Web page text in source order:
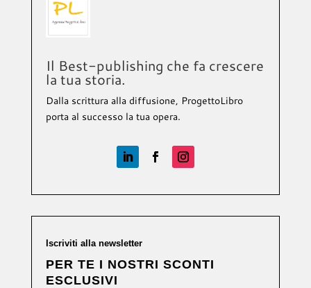
Il Best-publishing che fa crescere
la tua storia.
Dalla scrittura alla diffusione, ProgettoLibro
porta al successo la tua opera.
Iscriviti alla newsletter
PER TE I NOSTRI SCONTI
ESCLUSIVI